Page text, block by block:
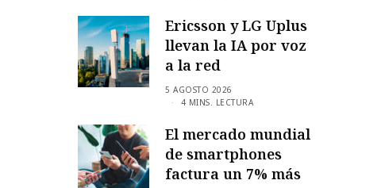
Ericsson y LG Uplus
llevan la IA por voz
a la red
5 AGOSTO 2026
4 MINS. LECTURA
El mercado mundial
de smartphones
factura un 7% más